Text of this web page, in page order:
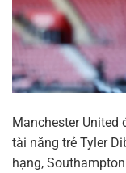
Manchester
tài năng trẻ Tyler
hạng,